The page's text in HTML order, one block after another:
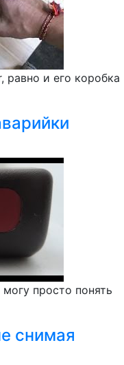
равно и его коробка
просто понять
снимая